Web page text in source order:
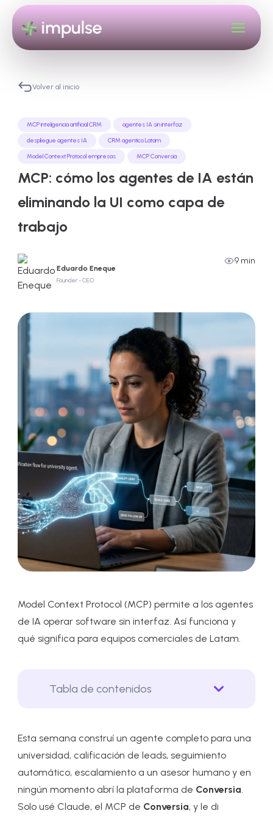
Volver al inicio
MCP inteligencia artificial CRM
agentes IA sin interfaz
despliegue agentes IA
CRM agentico Latam
Model Context Protocol empresas
MCP Conversia
MCP: cómo los agentes de IA están
eliminando la UI como capa de
trabajo
Eduardo Eneque
Founder - CEO
9 min
Model Context Protocol (MCP) permite a los agentes
de IA operar software sin interfaz. Así funciona y
qué significa para equipos comerciales de Latam.
Tabla de contenidos
Esta semana construí un agente completo para una
universidad, calificación de leads, seguimiento
automático, escalamiento a un asesor humano y en
ningún momento abrí la plataforma de Conversia.
Solo usé Claude, el MCP de Conversia, y le di